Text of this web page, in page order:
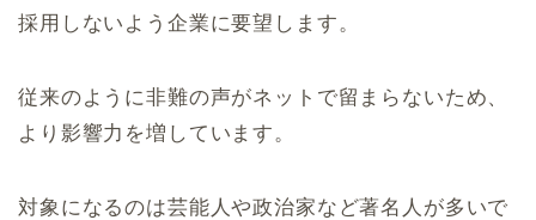
採用しないよう企業に要望します。
従来のように非難の声がネットで留まらないため、
より影響力を増しています。
対象になるのは芸能人や政治家など著名人が多いで